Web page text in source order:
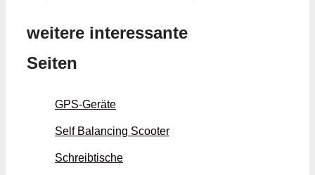
weitere interessante
Seiten
GPS-Geräte
Self Balancing Scooter
Schreibtische